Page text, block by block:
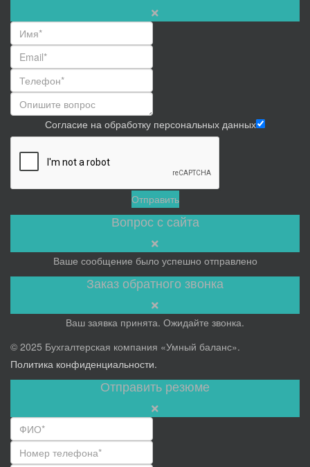
Согласие на обработку персональных данных
Отправить
Вопрос с сайта
Ваше сообщение было успешно отправлено
Заказ обратного звонка
Ваш заявка принята. Ожидайте звонка.
© 2025 Бухгалтерская компания «Умный баланс».
Политика конфиденциальности.
Отправить резюме